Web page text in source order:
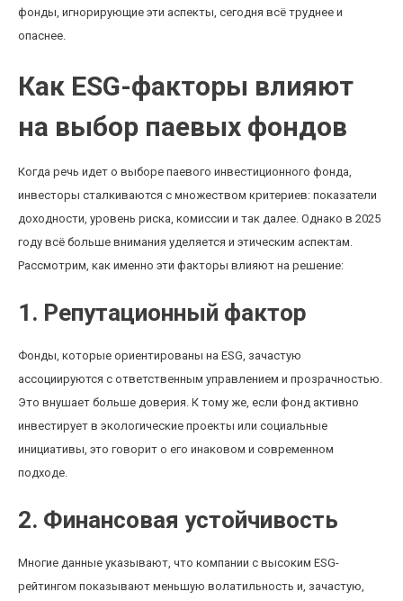
фонды, игнорирующие эти аспекты, сегодня всё труднее и
опаснее.
Как ESG-факторы влияют
на выбор паевых фондов
Когда речь идет о выборе паевого инвестиционного фонда,
инвесторы сталкиваются с множеством критериев: показатели
доходности, уровень риска, комиссии и так далее. Однако в 2025
году всё больше внимания уделяется и этическим аспектам.
Рассмотрим, как именно эти факторы влияют на решение:
1. Репутационный фактор
Фонды, которые ориентированы на ESG, зачастую
ассоциируются с ответственным управлением и прозрачностью.
Это внушает больше доверия. К тому же, если фонд активно
инвестирует в экологические проекты или социальные
инициативы, это говорит о его инаковом и современном
подходе.
2. Финансовая устойчивость
Многие данные указывают, что компании с высоким ESG-
рейтингом показывают меньшую волатильность и, зачастую,